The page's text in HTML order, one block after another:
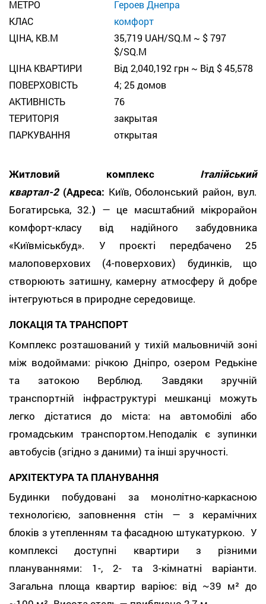
МЕТРО
Героев Днепра
КЛАС
комфорт
ЦІНА, КВ.М
35,719 UAH/SQ.M ~ $ 797
$/SQ.M
ЦІНА КВАРТИРИ
Від 2,040,192 грн ~ Від $ 45,578
ПОВЕРХОВІСТЬ
4; 25 домов
АКТИВНІСТЬ
76
ТЕРИТОРІЯ
закрытая
ПАРКУВАННЯ
открытая
Житловий комплекс Італійський
квартал-2(Адреса: Київ, Оболонський район, вул.
Богатирська, 32.) — це масштабний мікрорайон
комфорт-класу від надійного забудовника
«Київміськбуд». У проєкті передбачено 25
малоповерхових (4-поверхових) будинків, що
створюють затишну, камерну атмосферу й добре
інтегруються в природне середовище.
ЛОКАЦІЯ ТА ТРАНСПОРТ
Комплекс розташований у тихій мальовничій зоні
між водоймами: річкою Дніпро, озером Редькіне
та затокою Верблюд. Завдяки зручній
транспортній інфраструктурі мешканці можуть
легко дістатися до міста: на автомобілі або
громадським транспортом.Неподалік є зупинки
автобусів (згідно з даними) та інші зручності.
АРХІТЕКТУРА ТА ПЛАНУВАННЯ
Будинки побудовані за монолітно-каркасною
технологією, заповнення стін — з керамічних
блоків з утепленням та фасадною штукатуркою. У
комплексі доступні квартири з різними
плануваннями: 1-, 2- та 3-кімнатні варіанти.
Загальна площа квартир варіює: від ~39 м² до